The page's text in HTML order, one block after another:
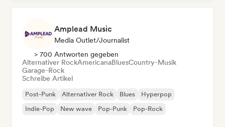
Amplead Music
Media Outlet/Journalist
> 700 Antworten gegeben
Alternativer RockAmericanaBluesCountry-Musik
Garage-Rock
Schreibe Artikel
Post-Punk Alternativer Rock Blues
Hyperpop
Indie-Pop
New wave Pop-Punk Pop-Rock